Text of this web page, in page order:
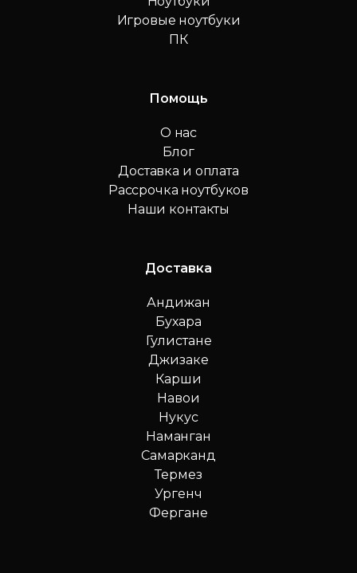
Игровые ноутбуки
ПК
Помощь
О нас
Блог
Доставка и оплата
Рассрочка ноутбуков
Наши контакты
Доставка
Андижан
Бухара
Гулистане
Джизаке
Карши
Навои
Нукус
Наманган
Самарканд
Термез
Ургенч
Фергане